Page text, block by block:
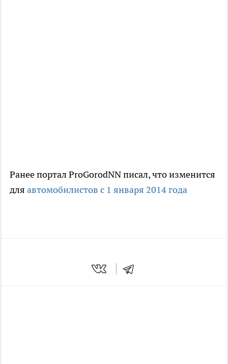
Ранее портал ProGorodNN писал, что изменится
для автомобилистов с 1 января 2014 года